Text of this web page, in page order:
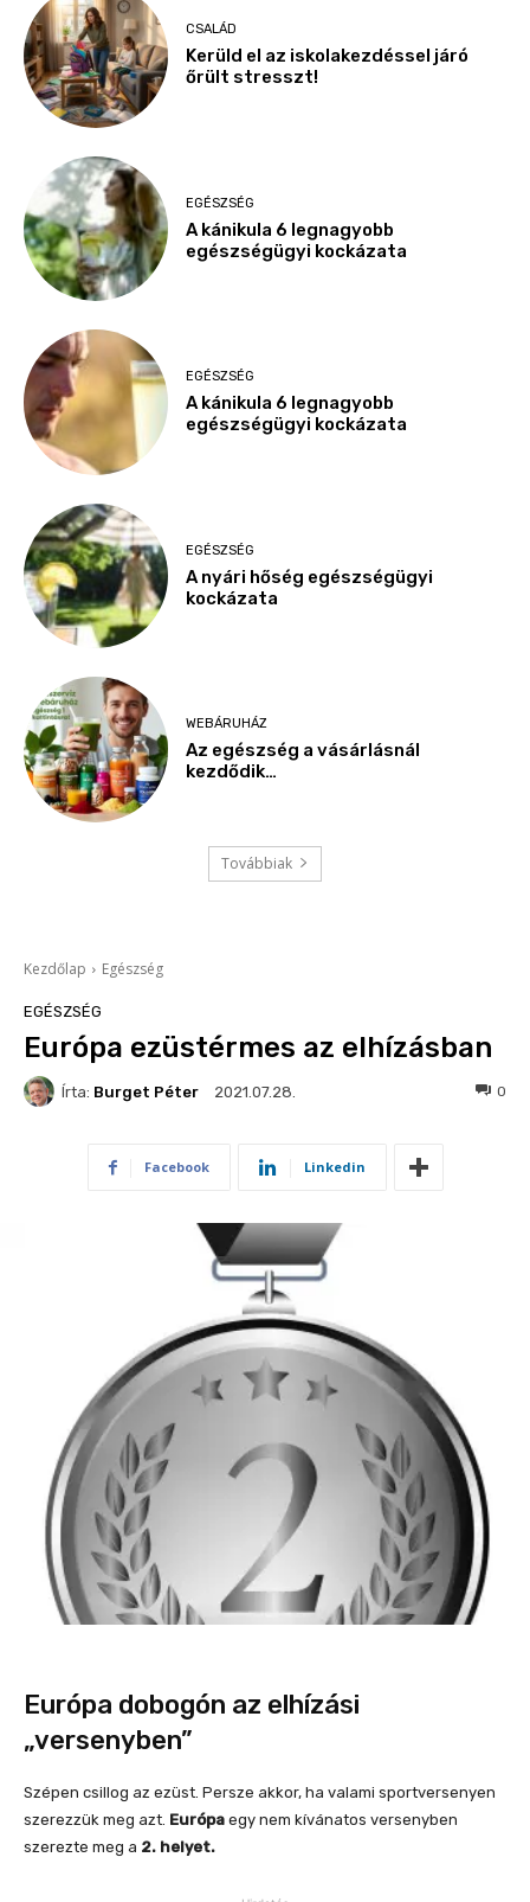
CSALÁD
Kerüld el az iskolakezdéssel járó
őrült stresszt!
EGÉSZSÉG
A kánikula 6 legnagyobb
egészségügyi kockázata
EGÉSZSÉG
A kánikula 6 legnagyobb
egészségügyi kockázata
EGÉSZSÉG
A nyári hőség egészségügyi
kockázata
WEBÁRUHÁZ
Az egészség a vásárlásnál
kezdődik…
Továbbiak